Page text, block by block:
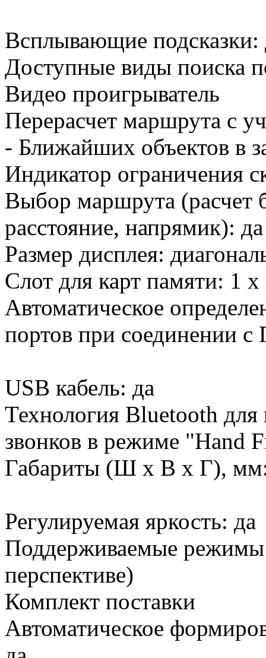
Всплывающие подсказки:
Доступные виды поиска
Видео проигрыватель
Перерасчет маршрута с
- Ближайших объектов в
Индикатор ограничения
Выбор маршрута (расчет
расстояние, напрямик): да
Размер дисплея:
Слот для карт памяти: 1
Автоматическое
портов при соединении
USB кабель: да
Технология Bluetooth
звонков в режиме "Hand
Габариты (Ш х В х Г),
Регулируемая яркость: да
Поддерживаемые режимы
перспективе)
Комплект поставки
Автоматическое